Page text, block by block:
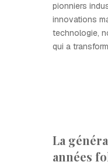
pionniers
innovations
technologie,
qui a
La
années